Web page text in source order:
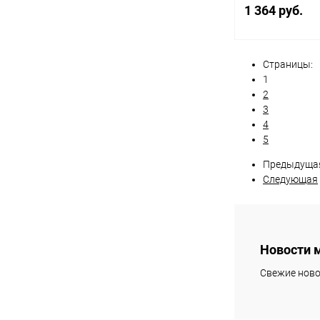
1 364 руб.
Купить в 1 клик
В избранное
Страницы:
1
2
3
4
5
Следующая
Новости
Свежие